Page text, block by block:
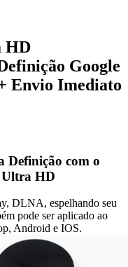
HD
Google
Envio Imediato
Definição com o
Ultra HD
DLNA, espelhando seu
pode ser aplicado ao
Android e IOS.